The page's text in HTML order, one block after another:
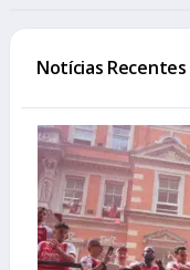
Notícias Recentes